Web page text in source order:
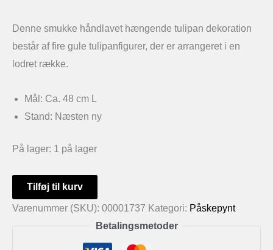
Denne smukke håndlavet hængende tulipan dekoration
består af fire gule tulipanfigurer, der er arrangeret i en
lodret række.
Mål: Ca. 48 cm L
Stand: Næsten ny
På lager: 1 på lager
Håndlavet
hængende
Tilføj til kurv
Varenummer (SKU): 00001737 Kategori: Påskepynt
Betalingsmetoder